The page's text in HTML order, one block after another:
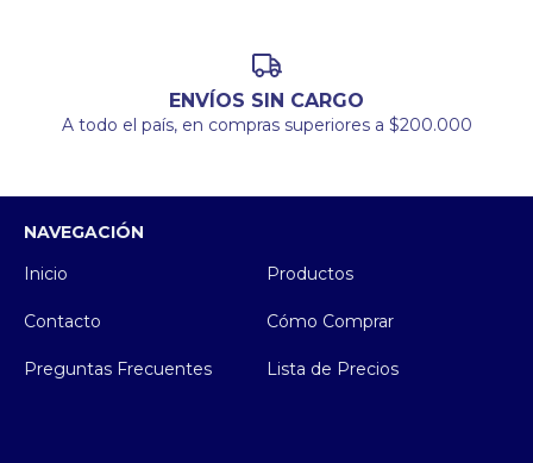
ENVÍOS SIN CARGO
A todo el país, en compras superiores a $200.000
NAVEGACIÓN
Inicio
Productos
Contacto Cómo Comprar
Preguntas Frecuentes Lista de Precios